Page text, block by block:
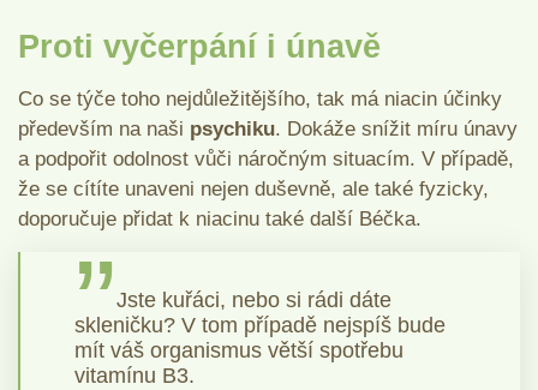
Proti vyčerpání i únavě
Co se týče toho nejdůležitějšího, tak má niacin účinky
především na naši psychiku. Dokáže snížit míru únavy
a podpořit odolnost vůči náročným situacím. V případě,
že se cítíte unaveni nejen duševně, ale také fyzicky,
doporučuje přidat k niacinu také další Béčka.
Jste kuřáci, nebo si rádi dáte
skleničku? V tom případě nejspíš bude
mít váš organismus větší spotřebu
vitamínu B3.